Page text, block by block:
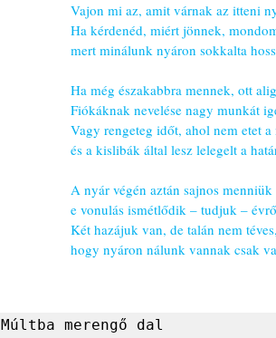
Vajon mi az, amit várnak az itteni
Ha kérdenéd, miért jönnek,
mert minálunk nyáron sokkalta
Ha még északabbra mennek, ott
Fiókáknak nevelése nagy munkát
Vagy rengeteg időt, ahol nem etet a
és a kislibák által lesz lelegelt a
A nyár végén aztán sajnos
e vonulás ismétlődik – tudjuk –
Két hazájuk van, de talán nem
hogy nyáron nálunk vannak csak
Múltba merengő dal